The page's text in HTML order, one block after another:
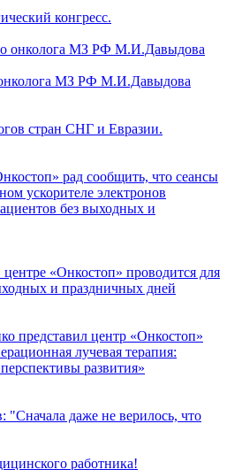
конгресс.
МЗ РФ М.И.Давыдова
стран СНГ и Евразии.
рад сообщить, что сеансы
ускорителе электронов
без выходных и
«Онкостоп» проводится для
и праздничных дней
представил центр «Онкостоп»
лучевая терапия:
развития»
даже не верилось, что